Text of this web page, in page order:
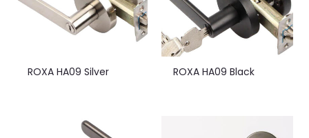
ROXA HA09 Silver ROXA HA09 Black